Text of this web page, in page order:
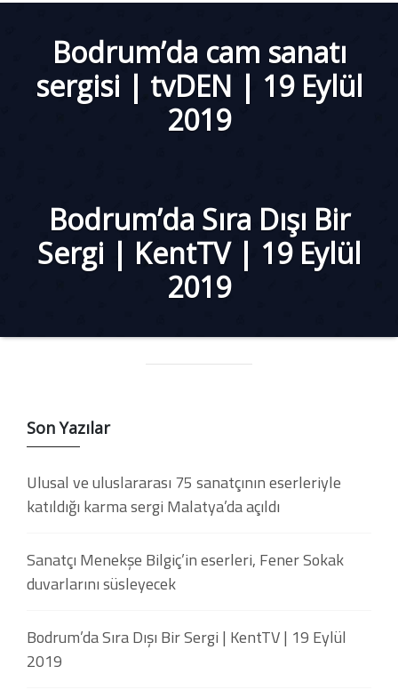
Bodrum’da cam sanatı
sergisi | tvDEN | 19 Eylül
2019
Bodrum’da Sıra Dışı Bir
Sergi | KentTV | 19 Eylül
2019
Son Yazılar
Ulusal ve uluslararası 75 sanatçının eserleriyle
katıldığı karma sergi Malatya’da açıldı
Sanatçı Menekşe Bilgiç’in eserleri, Fener Sokak
duvarlarını süsleyecek
Bodrum’da Sıra Dışı Bir Sergi | KentTV | 19 Eylül
2019